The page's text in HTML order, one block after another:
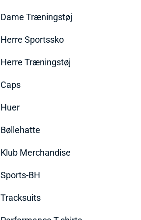
Dame Træningstøj
Herre Sportssko
Herre Træningstøj
Caps
Huer
Bøllehatte
Klub Merchandise
Sports-BH
Tracksuits